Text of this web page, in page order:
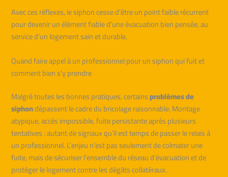
Avec ces réflexes, le siphon cesse d’être un point faible récurrent
pour devenir un élément fiable d’une évacuation bien pensée, au
service d’un logement sain et durable.
Quand faire appel à un professionnel pour un siphon qui fuit et
comment bien s’y prendre
Malgré toutes les bonnes pratiques, certainsproblèmes de
siphondépassent le cadre du bricolage raisonnable. Montage
atypique, accès impossible, fuite persistante après plusieurs
tentatives : autant de signaux qu’il est temps de passer le relais à
un professionnel. L’enjeu n’est pas seulement de colmater une
fuite, mais de sécuriser l’ensemble du réseau d’évacuation et de
protéger le logement contre les dégâts collatéraux.